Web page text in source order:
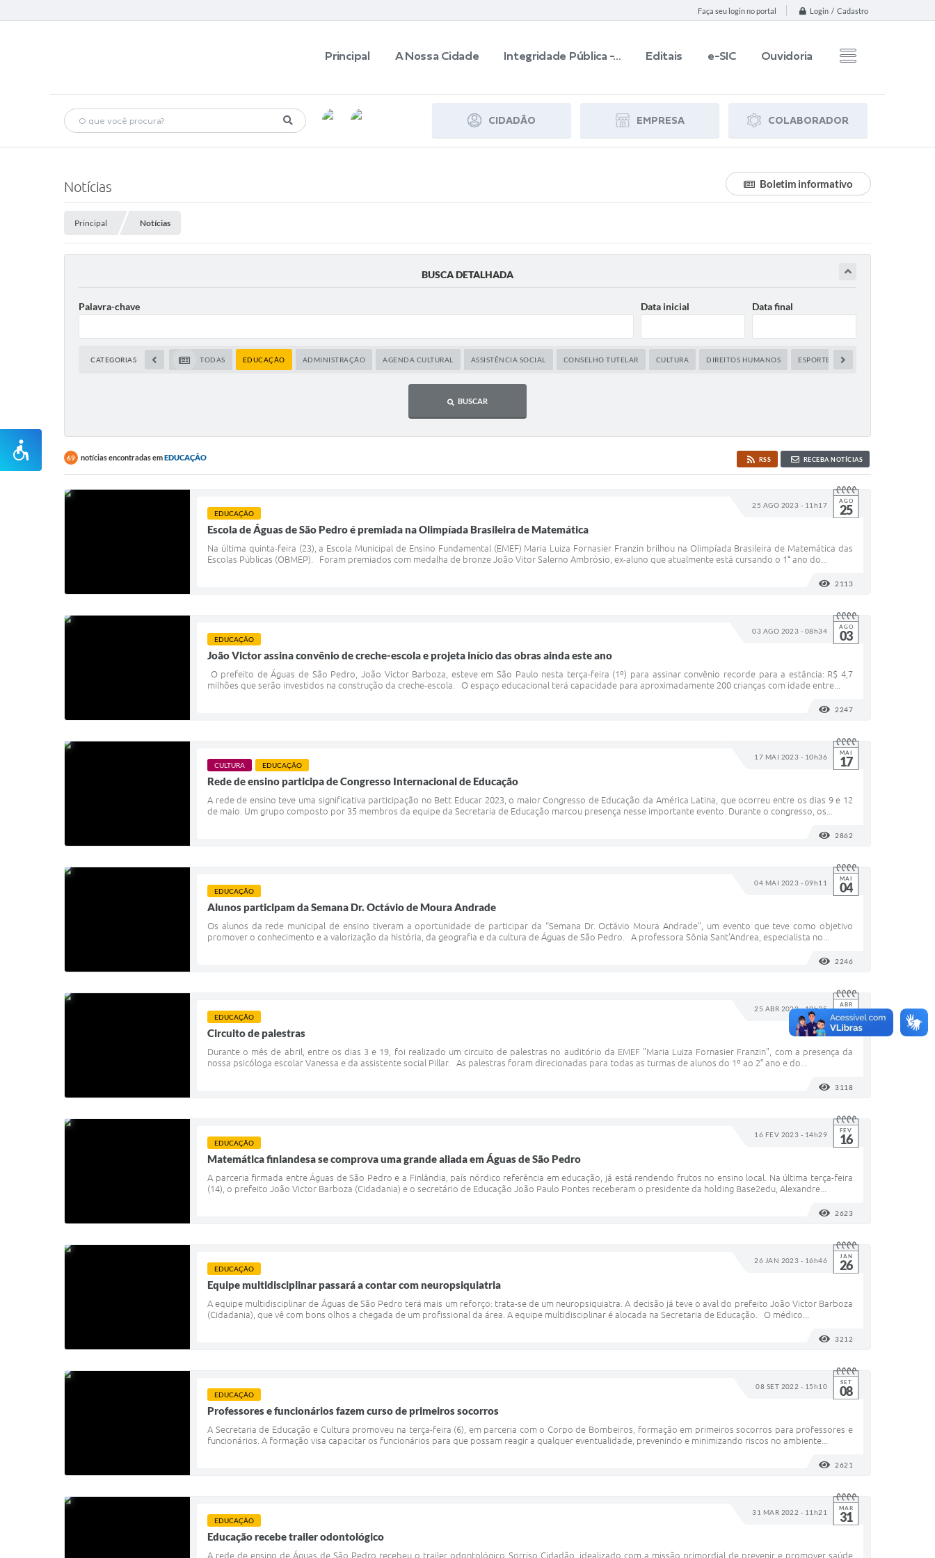
Faça seu login no portal Login / Cadastro
Principal A Nossa Cidade Integridade Pública -... Editais e-SIC Ouvidoria
CIDADÃO EMPRESA COLABORADOR
Notícias Boletim informativo
Principal Notícias
BUSCA DETALHADA
Palavra-chave Data inicial Data final
CATEGORIAS TODAS EDUCAÇÃO ADMINISTRAÇÃO AGENDA CULTURAL ASSISTÊNCIA SOCIAL CONSELHO TUTELAR CULTURA DIREITOS HUMANOS ESPORTES,LAZER E JUVENTUDE
BUSCAR
69 notícias encontradas emEDUCAÇÃO RSS RECEBA NOTÍCIAS
25 AGO 2023 - 11h17 AGO
25
EDUCAÇÃO
Escola de Águas de São Pedro é premiada na Olimpíada Brasileira de Matemática
Na última quinta-feira (23), a Escola Municipal de Ensino Fundamental (EMEF) Maria Luiza Fornasier Franzin brilhou na Olimpíada Brasileira de Matemática das
Escolas Públicas (OBMEP). Foram premiados com medalha de bronze João Vitor Salerno Ambrósio, ex-aluno que atualmente está cursando o 1° ano do...
2113
03 AGO 2023 - 08h34 AGO
03
EDUCAÇÃO
João Victor assina convênio de creche-escola e projeta início das obras ainda este ano
O prefeito de Águas de São Pedro, João Victor Barboza, esteve em São Paulo nesta terça-feira (1º) para assinar convênio recorde para a estância: R$ 4,7
milhões que serão investidos na construção da creche-escola. O espaço educacional terá capacidade para aproximadamente 200 crianças com idade entre...
2247
17 MAI 2023 - 10h36 MAI
17
CULTURA EDUCAÇÃO
Rede de ensino participa de Congresso Internacional de Educação
A rede de ensino teve uma significativa participação no Bett Educar 2023, o maior Congresso de Educação da América Latina, que ocorreu entre os dias 9 e 12
de maio. Um grupo composto por 35 membros da equipe da Secretaria de Educação marcou presença nesse importante evento. Durante o congresso, os...
2862
04 MAI 2023 - 09h11 MAI
04
EDUCAÇÃO
Alunos participam da Semana Dr. Octávio de Moura Andrade
Os alunos da rede municipal de ensino tiveram a oportunidade de participar da “Semana Dr. Octávio Moura Andrade", um evento que teve como objetivo
promover o conhecimento e a valorização da história, da geografia e da cultura de Águas de São Pedro. A professora Sônia Sant'Andrea, especialista no...
2246
25 ABR 2023 - 10h35 ABR
25
EDUCAÇÃO
Circuito de palestras
Durante o mês de abril, entre os dias 3 e 19, foi realizado um circuito de palestras no auditório da EMEF "Maria Luiza Fornasier Franzin", com a presença da
nossa psicóloga escolar Vanessa e da assistente social Pillar. As palestras foram direcionadas para todas as turmas de alunos do 1º ao 2° ano e do...
3118
16 FEV 2023 - 14h29 FEV
16
EDUCAÇÃO
Matemática finlandesa se comprova uma grande aliada em Águas de São Pedro
A parceria firmada entre Águas de São Pedro e a Finlândia, país nórdico referência em educação, já está rendendo frutos no ensino local. Na última terça-feira
(14), o prefeito João Victor Barboza (Cidadania) e o secretário de Educação João Paulo Pontes receberam o presidente da holding Base2edu, Alexandre...
2623
26 JAN 2023 - 16h46 JAN
26
EDUCAÇÃO
Equipe multidisciplinar passará a contar com neuropsiquiatria
A equipe multidisciplinar de Águas de São Pedro terá mais um reforço: trata-se de um neuropsiquiatra. A decisão já teve o aval do prefeito João Victor Barboza
(Cidadania), que vê com bons olhos a chegada de um profissional da área. A equipe multidisciplinar é alocada na Secretaria de Educação. O médico...
3212
08 SET 2022 - 15h10 SET
08
EDUCAÇÃO
Professores e funcionários fazem curso de primeiros socorros
A Secretaria de Educação e Cultura promoveu na terça-feira (6), em parceria com o Corpo de Bombeiros, formação em primeiros socorros para professores e
funcionários. A formação visa capacitar os funcionários para que possam reagir a qualquer eventualidade, prevenindo e minimizando riscos no ambiente...
2621
31 MAR 2022 - 11h21 MAR
31
EDUCAÇÃO
Educação recebe trailer odontológico
A rede de ensino de Águas de São Pedro recebeu o trailer odontológico Sorriso Cidadão, idealizado com a missão primordial de prevenir e promover saúde